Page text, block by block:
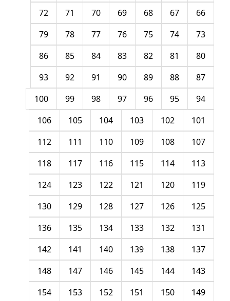
66
67
68
69
70
71
72
73
74
75
76
77
78
79
80
81
82
83
84
85
86
87
88
89
90
91
92
93
94
95
96
97
98
99
100
101
102
103
104
105
106
107
108
109
110
111
112
113
114
115
116
117
118
119
120
121
122
123
124
125
126
127
128
129
130
131
132
133
134
135
136
137
138
139
140
141
142
143
144
145
146
147
148
149
150
151
152
153
154